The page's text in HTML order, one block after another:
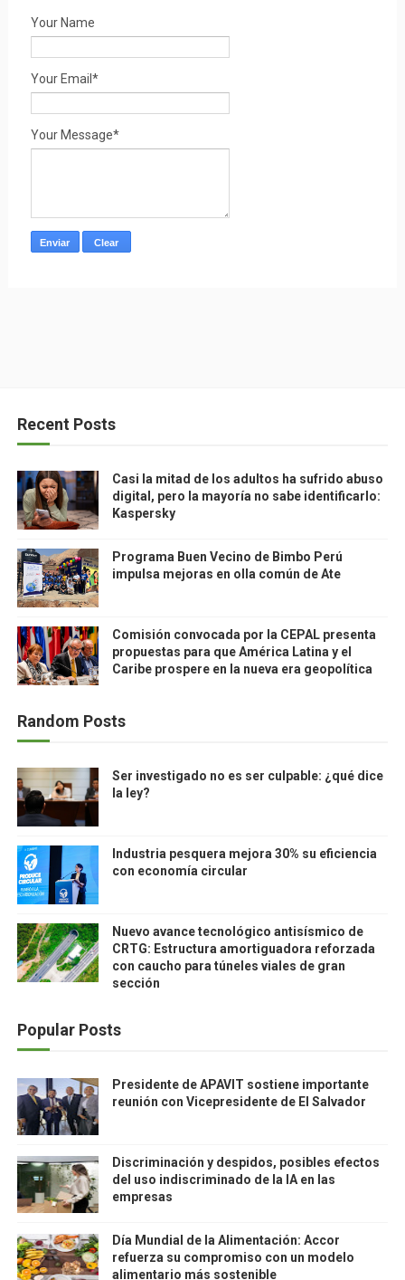
Your Name
Your Email*
Your Message*
Recent Posts
Casi la mitad de los adultos ha sufrido abuso
digital, pero la mayoría no sabe identificarlo:
Kaspersky
Programa Buen Vecino de Bimbo Perú
impulsa mejoras en olla común de Ate
Comisión convocada por la CEPAL presenta
propuestas para que América Latina y el
Caribe prospere en la nueva era geopolítica
Random Posts
Ser investigado no es ser culpable: ¿qué dice
la ley?
Industria pesquera mejora 30% su eficiencia
con economía circular
Nuevo avance tecnológico antisísmico de
CRTG: Estructura amortiguadora reforzada
con caucho para túneles viales de gran
sección
Popular Posts
Presidente de APAVIT sostiene importante
reunión con Vicepresidente de El Salvador
Discriminación y despidos, posibles efectos
del uso indiscriminado de la IA en las
empresas
Día Mundial de la Alimentación: Accor
refuerza su compromiso con un modelo
alimentario más sostenible